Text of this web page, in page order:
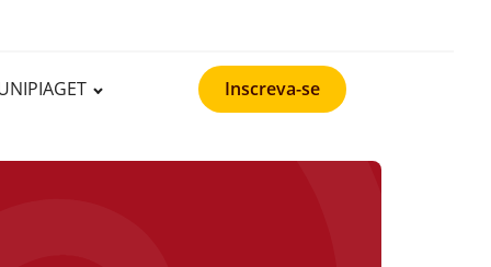
Inscreva-se